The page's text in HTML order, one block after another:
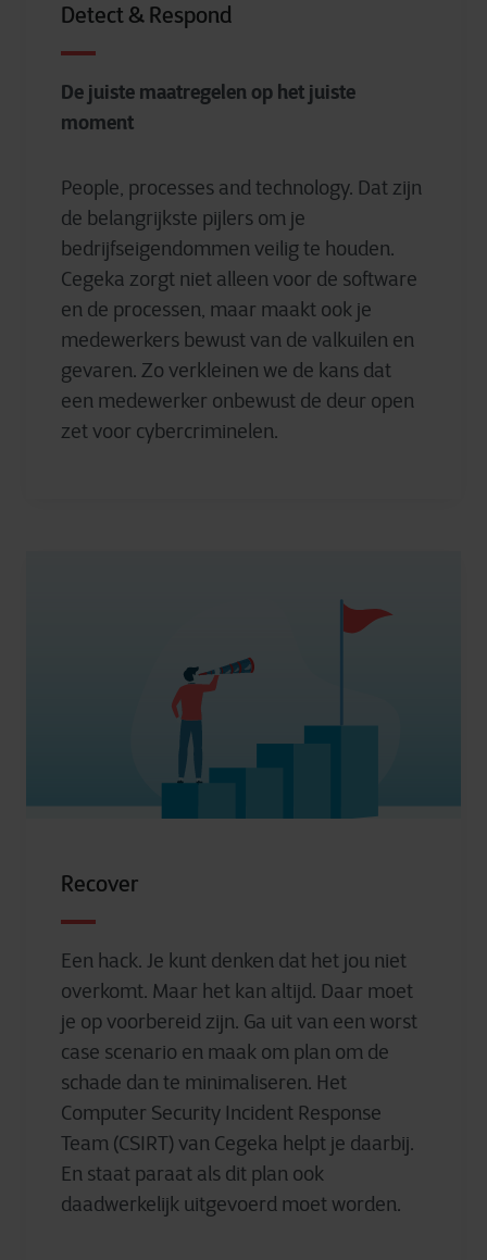
Detect & Respond
De juiste maatregelen op het juiste
moment
People, processes and technology. Dat zijn
de belangrijkste pijlers om je
bedrijfseigendommen veilig te houden.
Cegeka zorgt niet alleen voor de software
en de processen, maar maakt ook je
medewerkers bewust van de valkuilen en
gevaren. Zo verkleinen we de kans dat
een medewerker onbewust de deur open
zet voor cybercriminelen.
Recover
Een hack. Je kunt denken dat het jou niet
overkomt. Maar het kan altijd. Daar moet
je op voorbereid zijn. Ga uit van een worst
case scenario en maak om plan om de
schade dan te minimaliseren. Het
Computer Security Incident Response
Team (CSIRT) van Cegeka helpt je daarbij.
En staat paraat als dit plan ook
daadwerkelijk uitgevoerd moet worden.